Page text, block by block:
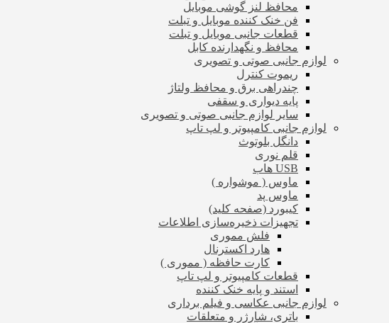
محافظ لنز گوشی موبایل
فن خنک کننده موبایل و تبلت
قطعات جانبی موبایل و تبلت
محافظ و نگهدارنده کابل
لوازم جانبی صوتی و تصویری
ریموت کنترل
چندراهی برق و محافظ ولتاژ
پایه دیواری و سقفی
سایر لوازم جانبی صوتی و تصویری
لوازم جانبی کامپیوتر و لپ تاپ
دانگل بلوتوث
قلم نوری
USB هاب
ماوس ( موشواره )
ماوس پد
کیبورد (صفحه کلید)
تجهیزات ذخیره‌سازی اطلاعات
فلش مموری
هارد اکسترنال
کارت حافظه ( مموری )
قطعات کامپیوتر و لپ تاپ
استند و پایه خنک کننده
لوازم جانبی عکاسی و فیلم برداری
باتری، شارژر و متعلقات